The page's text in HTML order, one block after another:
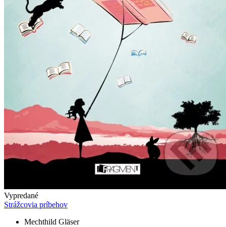
Vypredané
Strážcovia príbehov
Mechthild Gläser